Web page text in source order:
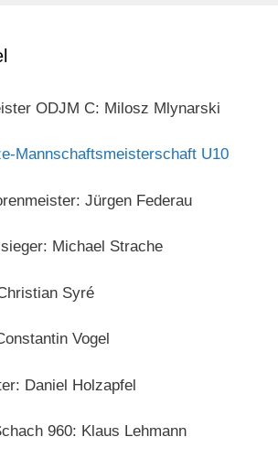
ODJM C: Milosz Mlynarski
Mannschaftsmeisterschaft U10
Jürgen Federau
Michael Strache
Syré
Vogel
Daniel Holzapfel
960: Klaus Lehmann